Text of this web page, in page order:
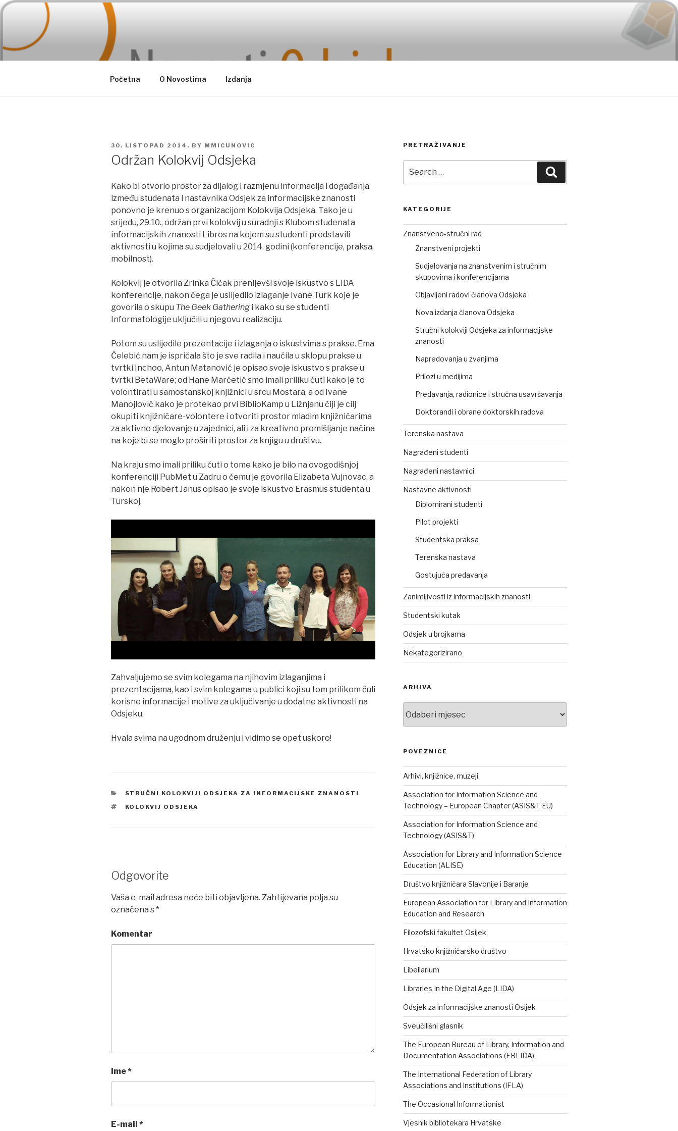
Skip
Početna O Novostima Izdanja
POSTED
ON
30. LISTOPAD 2014. BY MMICUNOVIC
Održan Kolokvij Odsjeka
Kako bi otvorio prostor za dijalog i razmjenu informacija i događanja
između studenata i nastavnika Odsjek za informacijske znanosti
ponovno je krenuo s organizacijom Kolokvija Odsjeka. Tako je u
srijedu, 29.10., održan prvi kolokvij u suradnji s Klubom studenata
informacijskih znanosti Libros na kojem su studenti predstavili
aktivnosti u kojima su sudjelovali u 2014. godini (konferencije, praksa,
mobilnost).
Kolokvij je otvorila Zrinka Čičak prenijevši svoje iskustvo s LIDA
konferencije, nakon čega je uslijedilo izlaganje Ivane Turk koje je
govorila o skupu The Geek Gathering i kako su se studenti
Informatologije uključili u njegovu realizaciju.
Potom su uslijedile prezentacije i izlaganja o iskustvima s prakse. Ema
Čelebić nam je ispričala što je sve radila i naučila u sklopu prakse u
tvrtki Inchoo, Antun Matanović je opisao svoje iskustvo s prakse u
tvrtki BetaWare; od Hane Marčetić smo imali priliku čuti kako je to
volontirati u samostanskoj knjižnici u srcu Mostara, a od Ivane
Manojlović kako je protekao prvi BiblioKamp u Ližnjanu čiji je cilj
okupiti knjižničare-volontere i otvoriti prostor mladim knjižničarima
za aktivno djelovanje u zajednici, ali i za kreativno promišljanje načina
na koje bi se moglo proširiti prostor za knjigu u društvu.
Na kraju smo imali priliku čuti o tome kako je bilo na ovogodišnjoj
konferenciji PubMet u Zadru o čemu je govorila Elizabeta Vujnovac, a
nakon nje Robert Janus opisao je svoje iskustvo Erasmus studenta u
Turskoj.
Zahvaljujemo se svim kolegama na njihovim izlaganjima i
prezentacijama, kao i svim kolegama u publici koji su tom prilikom čuli
korisne informacije i motive za uključivanje u dodatne aktivnosti na
Odsjeku.
Hvala svima na ugodnom druženju i vidimo se opet uskoro!
CATEGORIES
STRUČNI KOLOKVIJI ODSJEKA ZA INFORMACIJSKE ZNANOSTI
TAGS
KOLOKVIJ ODSJEKA
Odgovorite
Vaša e-mail adresa neće biti objavljena. Zahtijevana polja su
označena s*
Komentar
Ime*
E-mail *
PRETRAŽIVANJE
for:
KATEGORIJE
Znanstveno-stručni rad
Znanstveni projekti
Sudjelovanja na znanstvenim i stručnim
skupovima i konferencijama
Objavljeni radovi članova Odsjeka
Nova izdanja članova Odsjeka
Stručni kolokviji Odsjeka za informacijske
znanosti
Napredovanja u zvanjima
Prilozi u medijima
Predavanja, radionice i stručna usavršavanja
Doktorandi i obrane doktorskih radova
Terenska nastava
Nagrađeni studenti
Nagrađeni nastavnici
Nastavne aktivnosti
Diplomirani studenti
Pilot projekti
Studentska praksa
Terenska nastava
Gostujuća predavanja
Zanimljivosti iz informacijskih znanosti
Studentski kutak
Odsjek u brojkama
Nekategorizirano
ARHIVA
POVEZNICE
Arhivi, knjižnice, muzeji
Association for Information Science and
Technology – European Chapter (ASIS&T EU)
Association for Information Science and
Technology (ASIS&T)
Association for Library and Information Science
Education (ALISE)
Društvo knjižničara Slavonije i Baranje
European Association for Library and Information
Education and Research
Filozofski fakultet Osijek
Hrvatsko knjižničarsko društvo
Libellarium
Libraries In the Digital Age (LIDA)
Odsjek za informacijske znanosti Osijek
Sveučilišni glasnik
The European Bureau of Library, Information and
Documentation Associations (EBLIDA)
The International Federation of Library
Associations and Institutions (IFLA)
The Occasional Informationist
Vjesnik bibliotekara Hrvatske